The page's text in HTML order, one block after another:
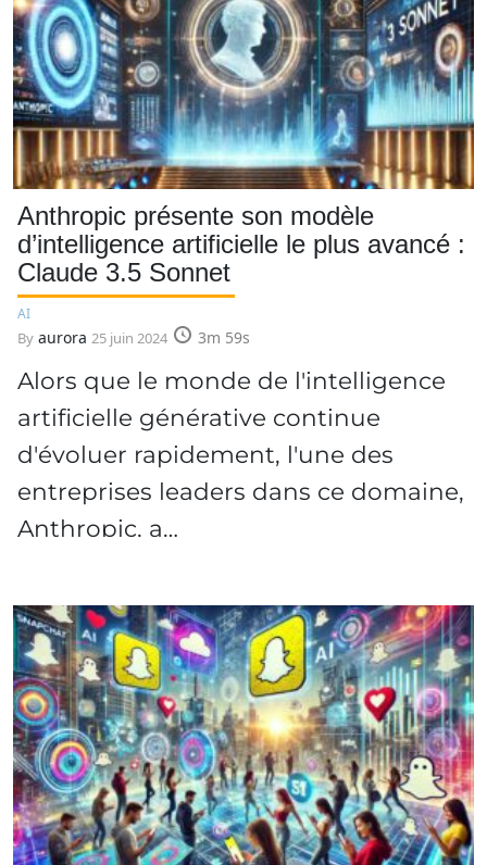
Anthropic présente son modèle
d’intelligence artificielle le plus avancé :
Claude 3.5 Sonnet
AI
By aurora 25 juin 2024 3m 59s
Alors que le monde de l'intelligence
artificielle générative continue
d'évoluer rapidement, l'une des
entreprises leaders dans ce domaine,
Anthropic, a…